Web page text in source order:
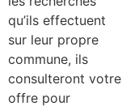
qu’ils effectuent
sur leur propre
commune, ils
consulteront votre
offre pour